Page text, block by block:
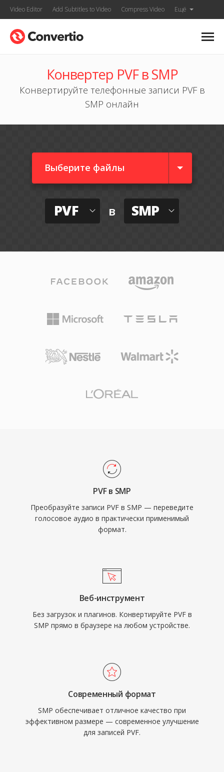
Video Editor Add Subtitles to Video Compress Video Ещё
Конвертер PVF в SMP
Конвертируйте телефонные записи PVF в
SMP онлайн
Выберите файлы
PVF в SMP
PVF в SMP
Преобразуйте записи PVF в SMP — переведите
голосовое аудио в практически применимый
формат.
Веб-инструмент
Без загрузок и плагинов. Конвертируйте PVF в
SMP прямо в браузере на любом устройстве.
Современный формат
SMP обеспечивает отличное качество при
эффективном размере — современное улучшение
для записей PVF.